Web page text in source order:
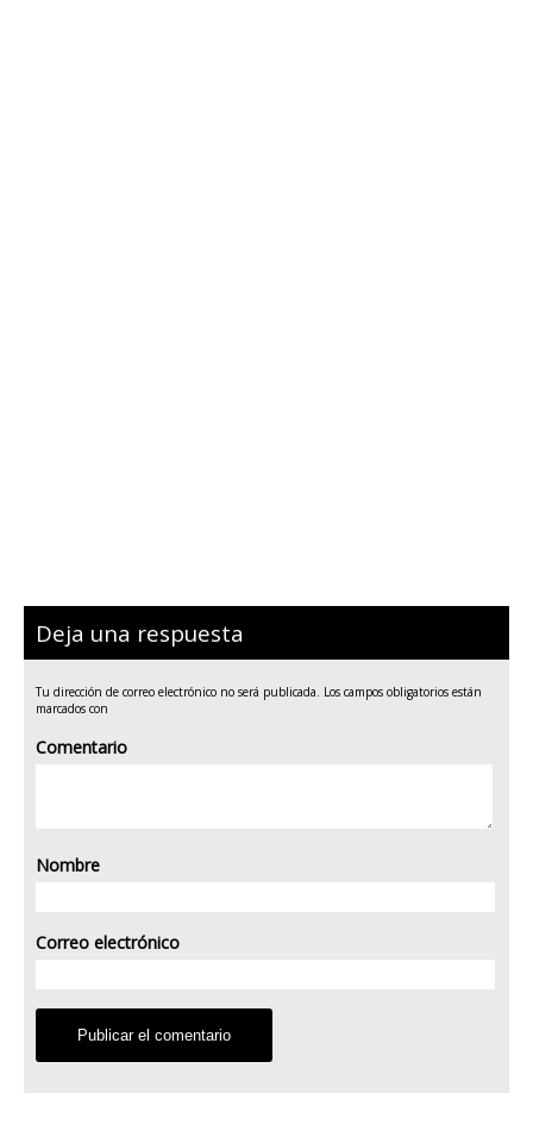
Deja una respuesta
Tu dirección de correo electrónico no será publicada. Los campos obligatorios están
marcados con
Comentario
Nombre
Correo electrónico